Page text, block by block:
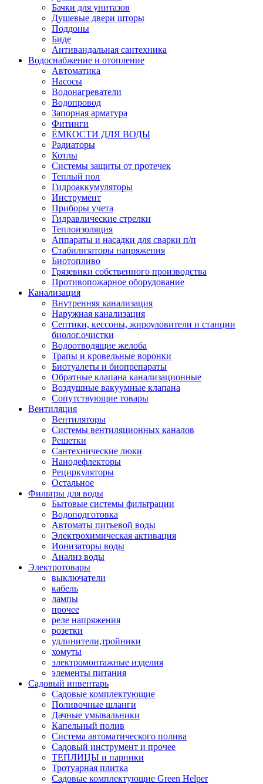
Бачки для унитазов
Душевые двери шторы
Поддоны
Биде
Антивандальная сантехника
Водоснабжение и отопление
Автоматика
Насосы
Водонагреватели
Водопровод
Запорная арматура
Фитинги
ЁМКОСТИ ДЛЯ ВОДЫ
Радиаторы
Котлы
Системы защиты от протечек
Теплый пол
Гидроаккумуляторы
Инструмент
Приборы учета
Гидравлические стрелки
Теплоизоляция
Аппараты и насадки для сварки п/п
Стабилизаторы напряжения
Биотопливо
Грязевики собственного производства
Противопожарное оборудование
Канализация
Внутренняя канализация
Наружная канализация
Септики, кессоны, жироуловители и станции
биолог.очистки
Водоотводящие желоба
Трапы и кровельные воронки
Биотуалеты и биопрепараты
Обратные клапана канализационные
Воздушные вакуумные клапана
Сопутствующие товары
Вентиляция
Вентиляторы
Системы вентиляционных каналов
Решетки
Сантехнические люки
Нанодефлекторы
Рециркуляторы
Остальное
Фильтры для воды
Бытовые системы фильтрации
Водоподготовка
Автоматы питьевой воды
Электрохимическая активация
Ионизаторы воды
Анализ воды
Электротовары
выключатели
кабель
лампы
прочее
реле напряжения
розетки
удлинители,тройники
хомуты
электромонтажные изделия
элементы питания
Садовый инвентарь
Садовые комплектующие
Поливочные шланги
Дачные умывальники
Капельный полив
Система автоматического полива
Садовый инструмент и прочее
ТЕПЛИЦЫ и парники
Тротуарная плитка
Садовые комплектующие Green Helper